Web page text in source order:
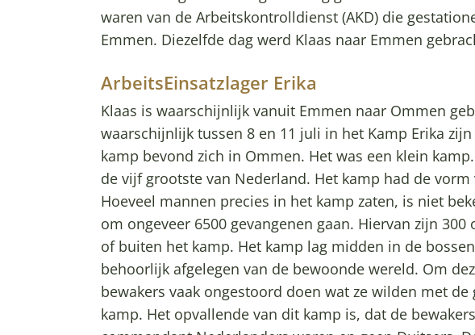
waren van de Arbeitskontrolldienst (AKD) die
Emmen. Diezelfde dag werd Klaas naar Emmen
ArbeitsEinsatzlager Erika
Klaas is waarschijnlijk vanuit Emmen naar Ommen
waarschijnlijk tussen 8 en 11 juli in het Kamp Erika
kamp bevond zich in Ommen. Het was een klein
de vijf grootste van Nederland. Het kamp had de
Hoeveel mannen precies in het kamp zaten, is niet
om ongeveer 6500 gevangenen gaan. Hiervan zijn 300
of buiten het kamp. Het kamp lag midden in de
behoorlijk afgelegen van de bewoonde wereld. Om
bewakers vaak ongestoord doen wat ze wilden met de
kamp. Het opvallende van dit kamp is, dat de